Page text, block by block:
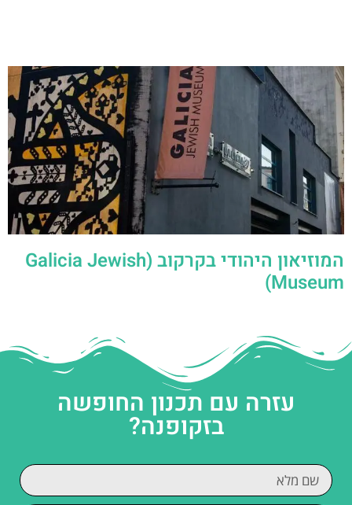
המוזיאון היהודי בקרקוב (Galicia Jewish
Museum)
עזרה עם תכנון החופשה
בזקופנה?